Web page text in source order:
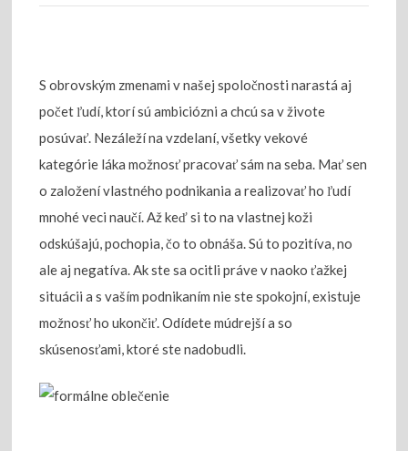
S obrovským zmenami v našej spoločnosti narastá aj
počet ľudí, ktorí sú ambiciózni a chcú sa v živote
posúvať. Nezáleží na vzdelaní, všetky vekové
kategórie láka možnosť pracovať sám na seba. Mať sen
o založení vlastného podnikania a realizovať ho ľudí
mnohé veci naučí. Až keď si to na vlastnej koži
odskúšajú, pochopia, čo to obnáša. Sú to pozitíva, no
ale aj negatíva. Ak ste sa ocitli práve v naoko ťažkej
situácii a s vaším podnikaním nie ste spokojní, existuje
možnosť ho ukončiť. Odídete múdrejší a so
skúsenosťami, ktoré ste nadobudli.